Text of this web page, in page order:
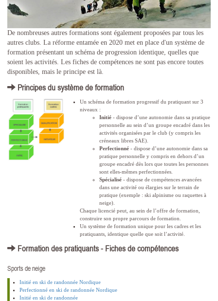
De nombreuses autres formations sont également proposées par tous les
autres clubs. La réforme entamée en 2020 met en place d'un système de
formation présentant un schéma de progression identique, quelles que
soient les activités. Les fiches de compétences ne sont pas encore toutes
disponibles, mais le principe est là.
Principes du système de formation
Un schéma de formation progressif du pratiquant sur 3
niveaux :
Initié - dispose d’une autonomie dans sa pratique
personnelle au sein d’un groupe encadré dans les
activités organisées par le club (y compris les
créneaux libres SAE).
Perfectionné - dispose d’une autonomie dans sa
pratique personnelle y compris en dehors d’un
groupe encadré dès lors que toutes les personnes
sont elles-mêmes perfectionnées.
Spécialisé - dispose de compétences avancées
dans une activité ou élargies sur le terrain de
pratique (exemple : ski alpinisme ou raquettes à
neige).
Chaque licencié peut, au sein de l’offre de formation,
construire son propre parcours de formation.
Un système de formation unique pour les cadres et les
pratiquants, identique quelle que soit l’activité.
Formation des pratiquants - Fiches de compétences
Sports de neige
Initié en ski de randonnée Nordique
Perfectionné en ski de randonnée Nordique
Initié en ski de randonnée